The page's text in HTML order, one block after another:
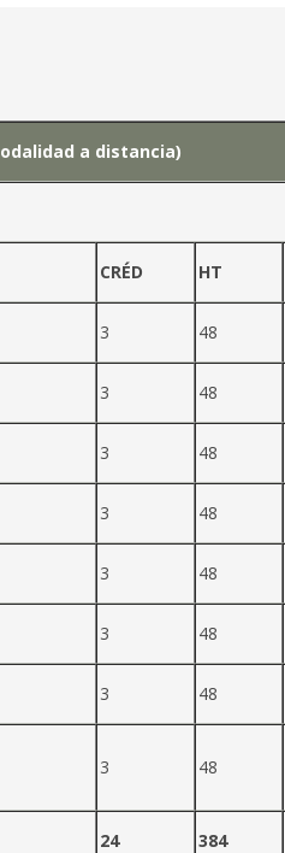
a distancia)
CRÉD HT
3 48
3 48
3 48
3 48
3 48
3 48
3 48
3
48
24 384